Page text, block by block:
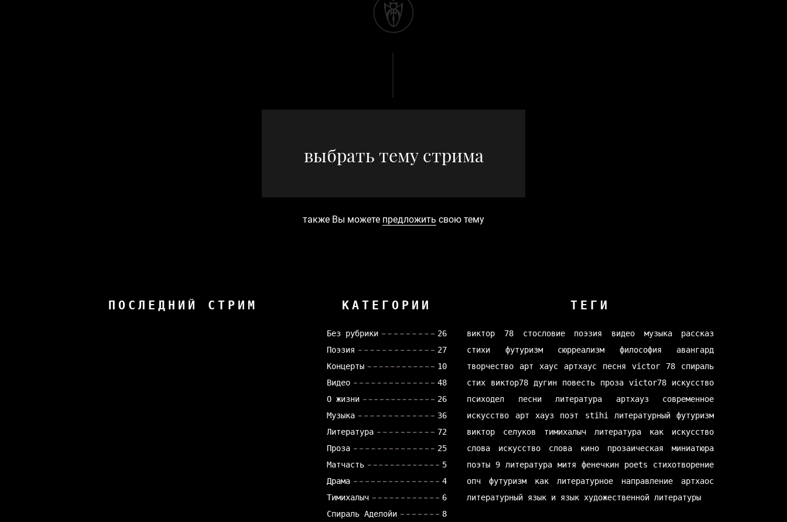
выбрать тему стрима
также Вы можете предложить свою тему
ПОСЛЕДНИЙ СТРИМ КАТЕГОРИИ
Без рубрики
26
Поэзия
27
Концерты
10
Видео
48
О жизни
26
Музыка
36
Литература
72
Проза
25
Матчасть
5
Драма
4
Тимихалыч
6
Спираль Аделойи
8
ТЕГИ
виктор 78 стословие поэзия видео музыка
рассказ
стихи
футуризм сюрреализм философия
авангард
творчество
арт хаус артхаус песня victor 78
спираль
стих
виктор78 дугин повесть проза victor78
искусство
психодел
песни литература артхауз
современное
искусство
арт хауз поэт stihi
литературный футуризм
виктор селуков
тимихалыч
литература как искусство
слова
искусство слова кино
прозаическая миниатюра
поэты
9 литература митя фенечкин poets
стихотворение
опч
футуризм как литературное направление
артхаос
литературный язык и язык художественной литературы